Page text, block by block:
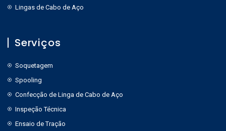
Lingas de Cabo de Aço
Serviços
Soquetagem
Spooling
Confecção de Linga de Cabo de Aço
Inspeção Técnica
Ensaio de Tração